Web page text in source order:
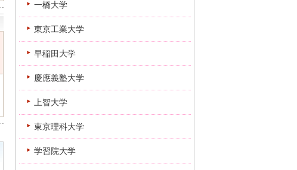
一橋大学
東京工業大学
早稲田大学
慶應義塾大学
上智大学
東京理科大学
学習院大学